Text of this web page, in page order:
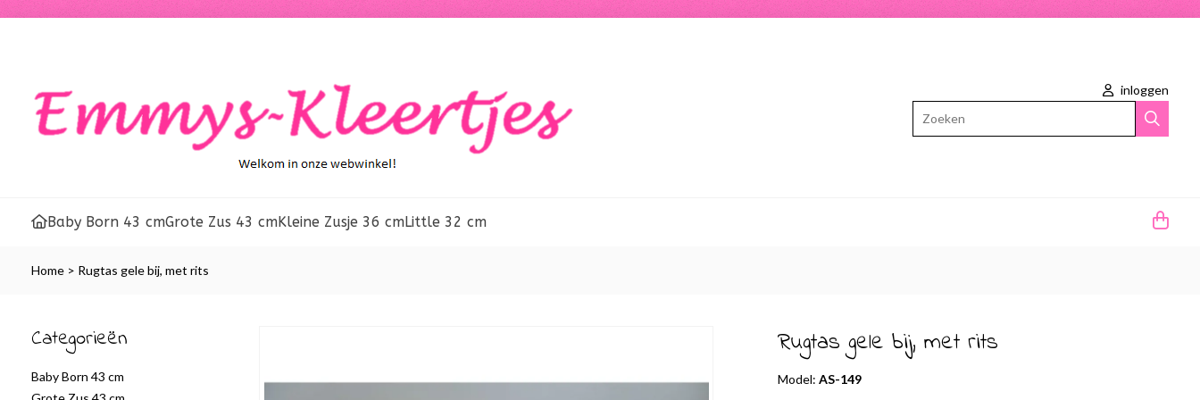
inloggen
Baby Born 43 cmGrote Zus 43 cmKleine Zusje 36 cmLittle 32 cm
Home > Rugtas gele bij, met rits
Categorieën
Baby Born 43 cm
Rugtas gele bij, met rits
Model: AS-149